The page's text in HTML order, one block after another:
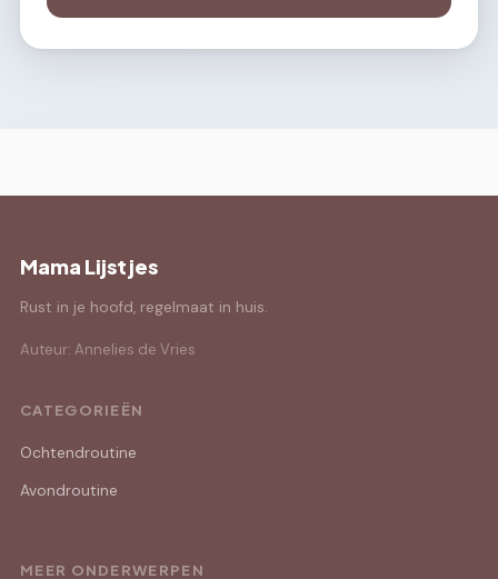
Mama Lijstjes
Rust in je hoofd, regelmaat in huis.
Auteur: Annelies de Vries
CATEGORIEËN
Ochtendroutine
Avondroutine
MEER ONDERWERPEN